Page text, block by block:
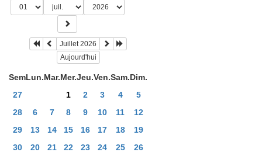
Juillet 2026
Aujourd'hui
SemLun.Mar.Mer.Jeu.Ven.Sam.Dim.
27
1 2 3 4
5
28
6 7 8 9 10 11
12
29
13 14 15 16 17 18
19
30
20 21 22 23 24 25
26